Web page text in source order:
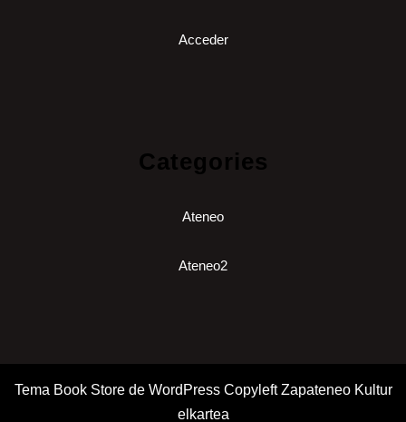
Acceder
Categories
Ateneo
Ateneo2
Tema Book Store de WordPressCopyleft Zapateneo Kultur
elkartea